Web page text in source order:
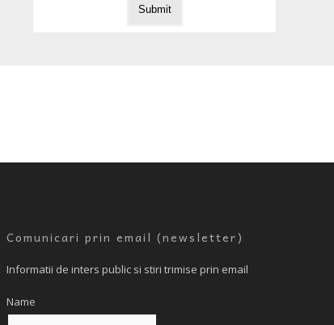
Comunicari prin email (newsletter)
Informatii de inters public si stiri trimise prin email
Name